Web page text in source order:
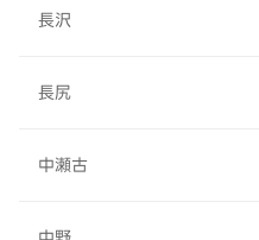
長沢
長尻
中瀬古